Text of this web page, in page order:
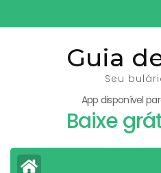
para
Guia
Seu
App disponível
Baixe